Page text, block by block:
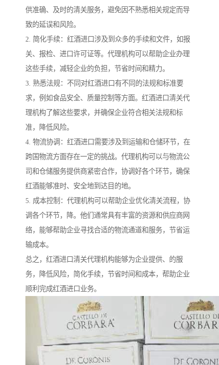
供准确、及时的清关服务，避免因不熟悉相关规定而导
致的延误和风险。
2. 简化手续：红酒进口涉及到众多的手续和文件，如报
关、报检、进口许可证等。代理机构可以帮助企业办理
这些手续，减轻企业的负担，节省时间和精力。
3. 熟悉法规：不同对红酒进口有不同的法规和标准要
求，例如食品安全、质量控制等方面。红酒进口清关代
理机构了解这些要求，并确保企业符合相关法规和标
准，降低风险。
4. 物流协调：红酒进口需要涉及到运输和仓储环节，在
跨国物流方面存在一定的挑战。代理机构可以与物流公
司和仓储服务提供商紧密合作，协调好各个环节，确保
红酒能够准时、安全地到达目的地。
5. 成本控制：代理机构可以帮助企业优化清关流程，协
调各个环节，降。他们通常具有丰富的资源和供应商网
络，能够帮助企业寻找合适的物流通道和服务，节省运
输成本。
总之，红酒进口清关代理机构能够为企业提供、的服
务，降低风险，简化手续，节省时间和成本，帮助企业
顺利完成红酒进口业务。